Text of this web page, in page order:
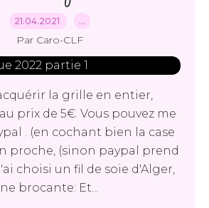
21.04.2021 …
Par Caro-CLF
la grille en entier,
prix de 5€. Vous pouvez me
. (en cochant bien la case
proche, (sinon paypal prend
choisi un fil de soie d'Alger,
brocante: Et...